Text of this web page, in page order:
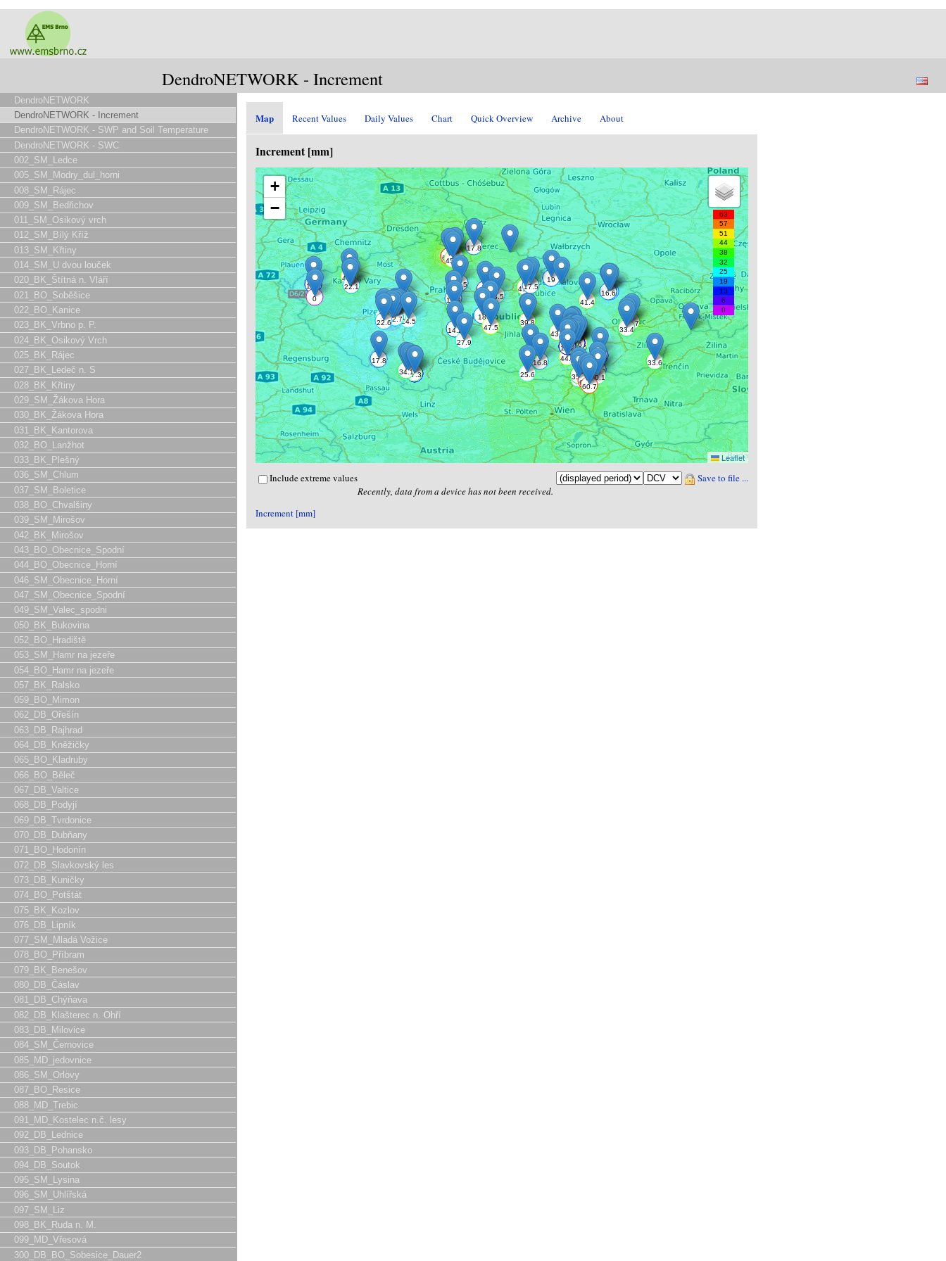
DendroNETWORK - Increment
DendroNETWORK
DendroNETWORK - Increment
DendroNETWORK - SWP and Soil Temperature
DendroNETWORK - SWC
002_SM_Ledce
005_SM_Modry_dul_horni
008_SM_Rájec
009_SM_Bedřichov
011_SM_Osikový vrch
012_SM_Bílý Kříž
013_SM_Křtiny
014_SM_U dvou louček
020_BK_Štítná n. Vláří
021_BO_Soběšice
022_BO_Kanice
023_BK_Vrbno p. P.
024_BK_Osikový Vrch
025_BK_Rájec
027_BK_Ledeč n. S
028_BK_Křtiny
029_SM_Žákova Hora
030_BK_Žákova Hora
031_BK_Kantorova
032_BO_Lanžhot
033_BK_Plešný
036_SM_Chlum
037_SM_Boletice
038_BO_Chvalšiny
039_SM_Mirošov
042_BK_Mirošov
043_BO_Obecnice_Spodní
044_BO_Obecnice_Horní
046_SM_Obecnice_Horní
047_SM_Obecnice_Spodní
049_SM_Valec_spodni
050_BK_Bukovina
052_BO_Hradiště
053_SM_Hamr na jezeře
054_BO_Hamr na jezeře
057_BK_Ralsko
059_BO_Mimon
062_DB_Ořešín
063_DB_Rajhrad
064_DB_Kněžičky
065_BO_Kladruby
066_BO_Běleč
067_DB_Valtice
068_DB_Podyjí
069_DB_Tvrdonice
070_DB_Dubňany
071_BO_Hodonín
072_DB_Slavkovský les
073_DB_Kuničky
074_BO_Potštát
075_BK_Kozlov
076_DB_Lipník
077_SM_Mladá Vožice
078_BO_Příbram
079_BK_Benešov
080_DB_Čáslav
081_DB_Chýňava
082_DB_Klašterec n. Ohří
083_DB_Milovice
084_SM_Černovice
085_MD_jedovnice
086_SM_Orlovy
087_BO_Resice
088_MD_Trebic
091_MD_Kostelec n.č. lesy
092_DB_Lednice
093_DB_Pohansko
094_DB_Soutok
095_SM_Lysina
096_SM_Uhlířská
097_SM_Liz
098_BK_Ruda n. M.
099_MD_Vřesová
300_DB_BO_Sobesice_Dauer2
Map Recent Values Daily Values Chart Quick Overview Archive About
Increment [mm]
+
−
Leaflet
Include extreme values
Save to file ...
Recently, data from a device has not been received.
Increment [mm]